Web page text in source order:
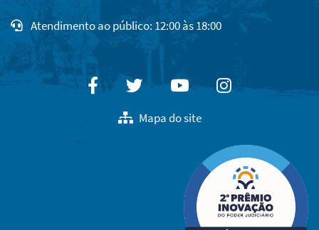
Atendimento ao público: 12:00 às 18:00
FacebookTwitterYoutubeInstagram
Mapa do site